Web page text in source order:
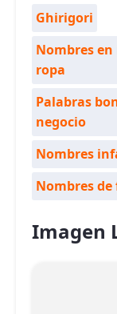
Ghirigori
Nombres
ropa
Palabras
negocio
Nombres
Nombres
Imagen